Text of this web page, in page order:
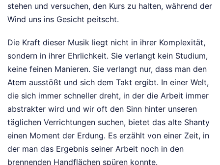
stehen und versuchen, den Kurs zu halten, während der
Wind uns ins Gesicht peitscht.
Die Kraft dieser Musik liegt nicht in ihrer Komplexität,
sondern in ihrer Ehrlichkeit. Sie verlangt kein Studium,
keine feinen Manieren. Sie verlangt nur, dass man den
Atem ausstößt und sich dem Takt ergibt. In einer Welt,
die sich immer schneller dreht, in der die Arbeit immer
abstrakter wird und wir oft den Sinn hinter unseren
täglichen Verrichtungen suchen, bietet das alte Shanty
einen Moment der Erdung. Es erzählt von einer Zeit, in
der man das Ergebnis seiner Arbeit noch in den
brennenden Handflächen spüren konnte.